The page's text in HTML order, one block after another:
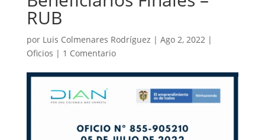
RUB
por Luis Colmenares Rodríguez | Ago 2, 2022|
Oficios | 1 Comentario